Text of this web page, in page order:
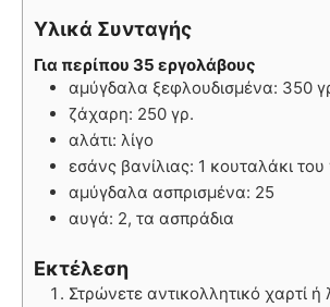
Υλικά Συνταγής
Για περίπου 35 εργολάβους
αμύγδαλα ξεφλουδισμένα: 350
ζάχαρη: 250 γρ.
αλάτι: λίγο
εσάνς βανίλιας: 1 κουταλάκι
αμύγδαλα ασπρισμένα: 25
αυγά: 2, τα ασπράδια
Εκτέλεση
Στρώνετε αντικολλητικό χαρτί